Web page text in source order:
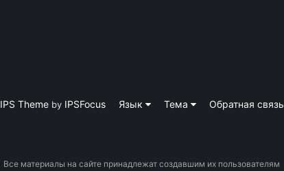
IPS Themeby IPSFocus Язык Тема
Обратная связь
Все материалы на сайте принадлежат создавшим их пользователям